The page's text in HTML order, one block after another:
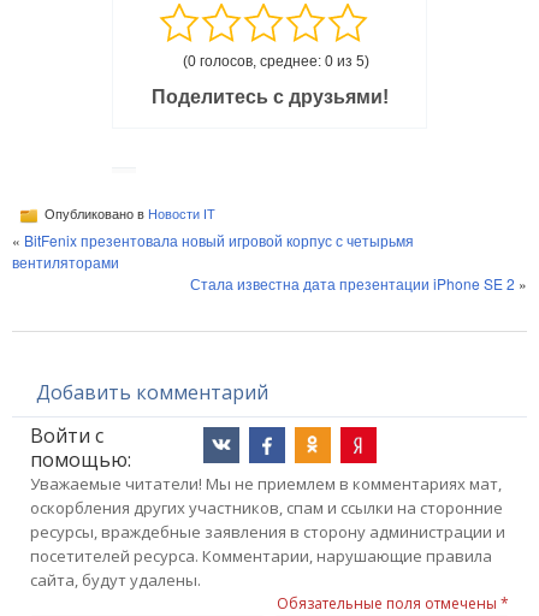
(0 голосов, среднее: 0 из 5)
Поделитесь с друзьями!
Опубликовано в Новости IT
« BitFenix презентовала новый игровой корпус с четырьмя
вентиляторами
Стала известна дата презентации iPhone SE 2 »
Добавить комментарий
Войти с
помощью:
Уважаемые читатели! Мы не приемлем в комментариях мат,
оскорбления других участников, спам и ссылки на сторонние
ресурсы, враждебные заявления в сторону администрации и
посетителей ресурса. Комментарии, нарушающие правила
сайта, будут удалены.
Обязательные поля отмечены *